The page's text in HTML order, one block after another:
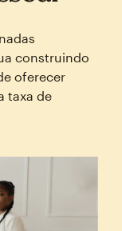
construindo
oferecer
taxa de